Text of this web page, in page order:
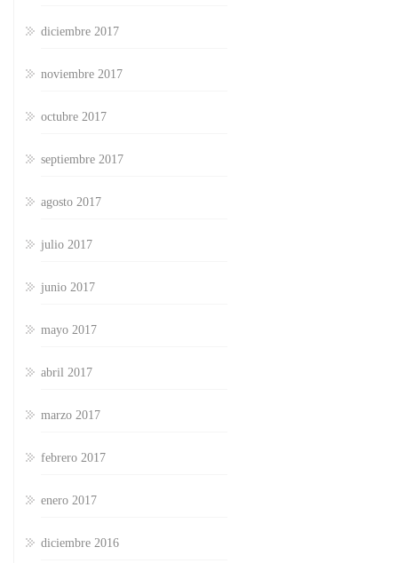
diciembre 2017
noviembre 2017
octubre 2017
septiembre 2017
agosto 2017
julio 2017
junio 2017
mayo 2017
abril 2017
marzo 2017
febrero 2017
enero 2017
diciembre 2016